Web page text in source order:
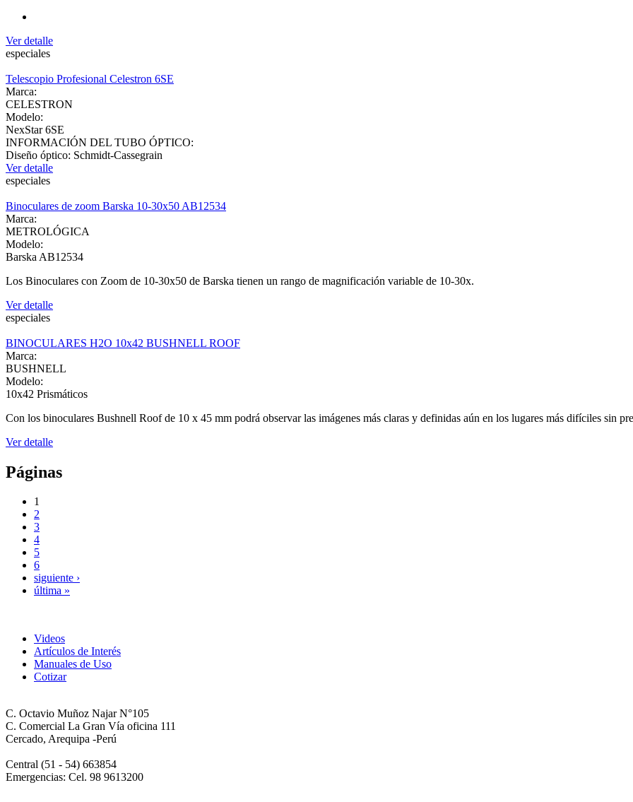
Ver detalle
especiales
Telescopio Profesional Celestron 6SE
Marca:
CELESTRON
Modelo:
NexStar 6SE
INFORMACIÓN DEL TUBO ÓPTICO:
Diseño óptico: Schmidt-Cassegrain
Ver detalle
especiales
Binoculares de zoom Barska 10-30x50 AB12534
Marca:
METROLÓGICA
Modelo:
Barska AB12534
Los Binoculares con Zoom de 10-30x50 de Barska tienen un rango de magnificación variable de 10-30x.
Ver detalle
especiales
BINOCULARES H2O 10x42 BUSHNELL ROOF
Marca:
BUSHNELL
Modelo:
10x42 Prismáticos
Con los binoculares Bushnell Roof de 10 x 45 mm podrá observar las imágenes más claras y definidas aún en los lugares más difíciles sin
Ver detalle
Páginas
1
2
3
4
5
6
siguiente ›
última »
Videos
Artículos de Interés
Manuales de Uso
Cotizar
C. Octavio Muñoz Najar N°105
C. Comercial La Gran Vía oficina 111
Cercado, Arequipa -Perú
Central (51 - 54) 663854
Emergencias: Cel. 98 9613200